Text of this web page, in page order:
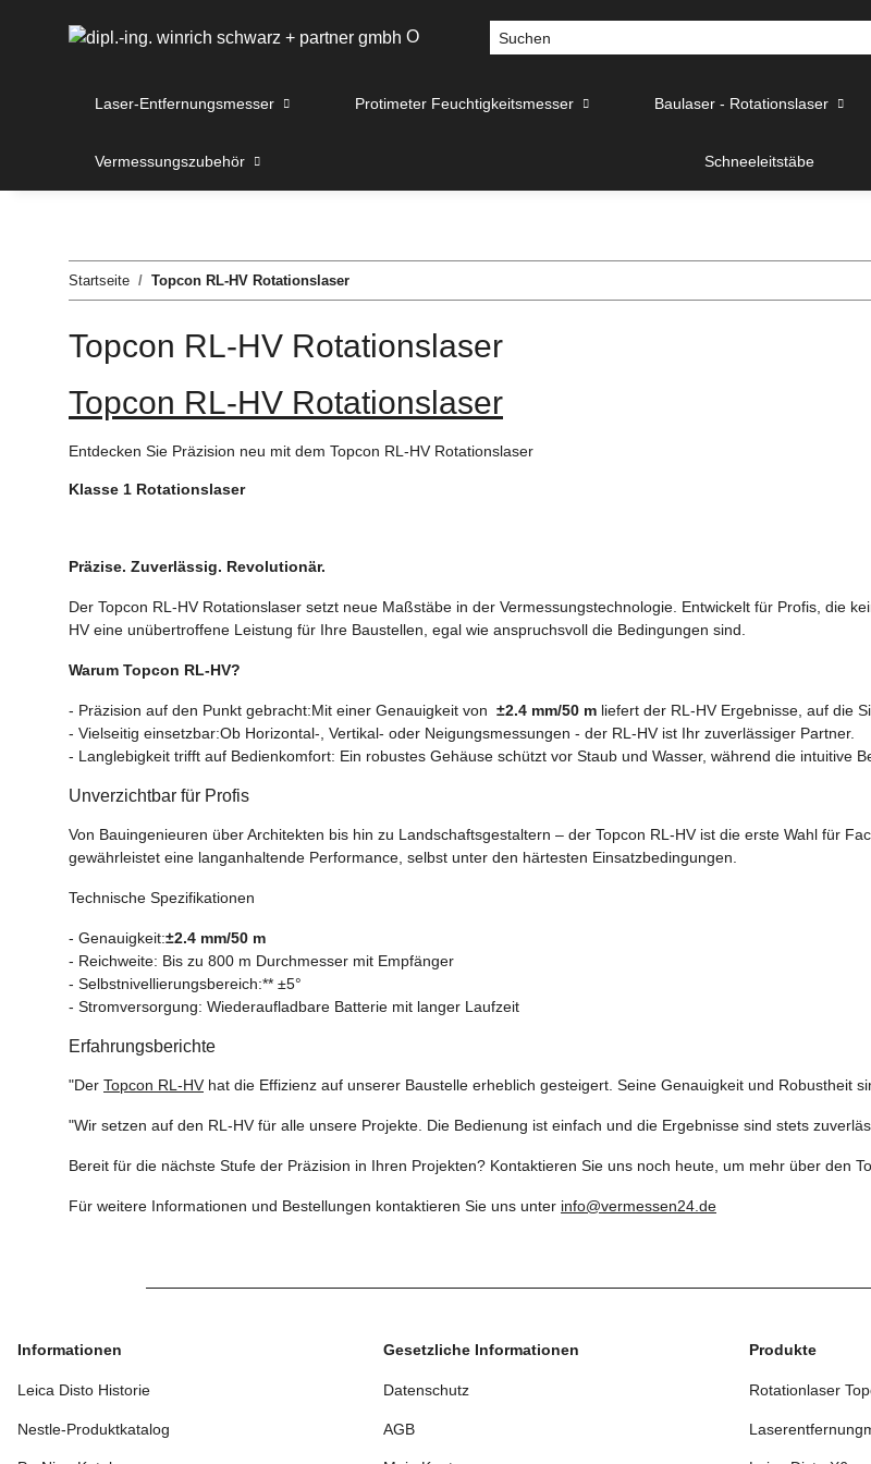
O
Laser-Entfernungsmesser Protimeter Feuchtigkeitsmesser Baulaser - Rotationslaser
Vermessungszubehör Schneeleitstäbe
Startseite Topcon RL-HV Rotationslaser
Topcon RL-HV Rotationslaser
Topcon RL-HV Rotationslaser
Entdecken Sie Präzision neu mit dem Topcon RL-HV Rotationslaser
Klasse 1 Rotationslaser
Präzise. Zuverlässig. Revolutionär.
Der Topcon RL-HV Rotationslaser setzt neue Maßstäbe in der Vermessungstechnologie. Entwickelt für Profis, die
HV eine unübertroffene Leistung für Ihre Baustellen, egal wie anspruchsvoll die Bedingungen sind.
Warum Topcon RL-HV?
- Präzision auf den Punkt gebracht:Mit einer Genauigkeit von ±2.4 mm/50 m liefert der RL-HV Ergebnisse, auf die
- Vielseitig einsetzbar:Ob Horizontal-, Vertikal- oder Neigungsmessungen - der RL-HV ist Ihr zuverlässiger Partner.
- Langlebigkeit trifft auf Bedienkomfort: Ein robustes Gehäuse schützt vor Staub und Wasser, während die intuitive
Unverzichtbar für Profis
Von Bauingenieuren über Architekten bis hin zu Landschaftsgestaltern – der Topcon RL-HV ist die erste Wahl für
gewährleistet eine langanhaltende Performance, selbst unter den härtesten Einsatzbedingungen.
Technische Spezifikationen
- Genauigkeit:±2.4 mm/50 m
- Reichweite: Bis zu 800 m Durchmesser mit Empfänger
- Selbstnivellierungsbereich:** ±5°
- Stromversorgung: Wiederaufladbare Batterie mit langer Laufzeit
Erfahrungsberichte
"Der Topcon RL-HV hat die Effizienz auf unserer Baustelle erheblich gesteigert. Seine Genauigkeit und Robustheit
"Wir setzen auf den RL-HV für alle unsere Projekte. Die Bedienung ist einfach und die Ergebnisse sind stets
Bereit für die nächste Stufe der Präzision in Ihren Projekten? Kontaktieren Sie uns noch heute, um mehr über den
Für weitere Informationen und Bestellungen kontaktieren Sie uns unter info@vermessen24.de
Informationen
Leica Disto Historie
Nestle-Produktkatalog
Gesetzliche Informationen
Datenschutz
AGB
Produkte
Rotationlaser